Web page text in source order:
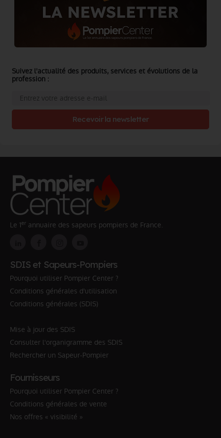
Suivez l'actualité des produits, services et évolutions de la
profession :
Recevoir la newsletter
Le 1er annuaire des sapeurs pompiers de France.
SDIS et Sapeurs-Pompiers
Pourquoi utiliser Pompier Center ?
Conditions générales d'utilisation
Conditions générales (SDIS)
Mise à jour des SDIS
Consulter l'organigramme des SDIS
Rechercher un Sapeur-Pompier
Fournisseurs
Pourquoi utiliser Pompier Center ?
Conditions générales de vente
Nos offres « visibilité »